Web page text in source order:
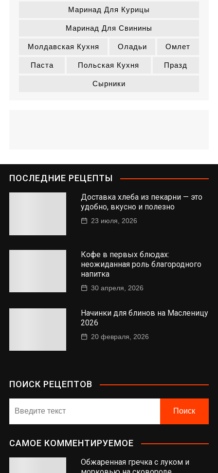
Маринад Для Курицы
Маринад Для Свинины
Молдавская Кухня Оладьи Омлет
Паста Польская Кухня Празд
Сырники
ПОСЛЕДНИЕ РЕЦЕПТЫ
Доставка хлеба из пекарни — это
удобно, вкусно и полезно
23 июля, 2026
Кофе в первых блюдах:
неожиданная роль благородного
напитка
30 апреля, 2026
Начинки для блинов на Масленицу
2026
20 февраля, 2026
ПОИСК РЕЦЕПТОВ
САМОЕ КОММЕНТИРУЕМОЕ
Обжаренная гречка с луком и